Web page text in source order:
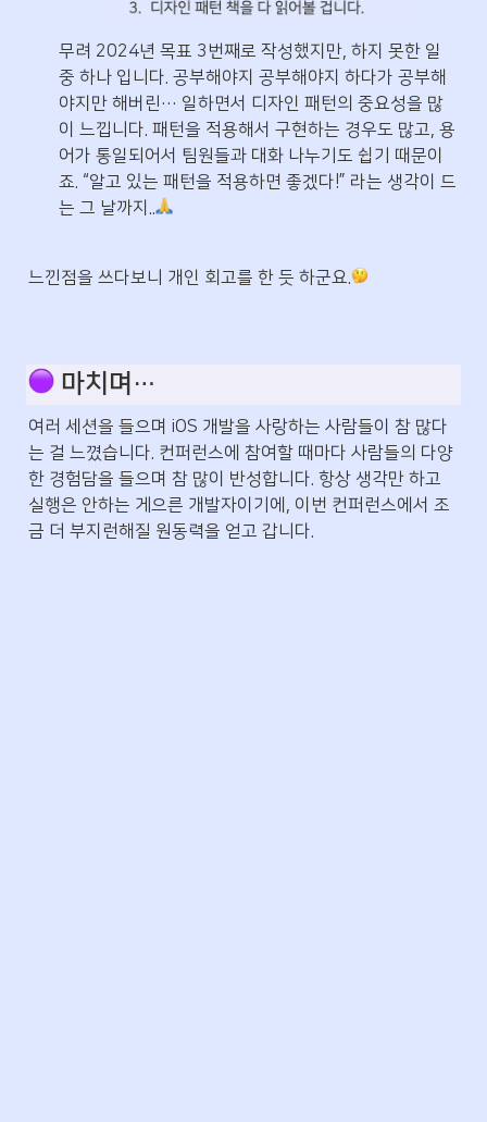
무려 2024년 목표 3번째로 작성했지만, 하지 못한 일
중 하나 입니다. 공부해야지 공부해야지 하다가 공부해
야지만 해버린… 일하면서 디자인 패턴의 중요성을 많
이 느낍니다. 패턴을 적용해서 구현하는 경우도 많고, 용
어가 통일되어서 팀원들과 대화 나누기도 쉽기 때문이
죠. “알고 있는 패턴을 적용하면 좋겠다!” 라는 생각이 드
는 그 날까지..
느낀점을 쓰다보니 개인 회고를 한 듯 하군요.
마치며…
여러 세션을 들으며 iOS 개발을 사랑하는 사람들이 참 많다
는 걸 느꼈습니다. 컨퍼런스에 참여할 때마다 사람들의 다양
한 경험담을 들으며 참 많이 반성합니다. 항상 생각만 하고
실행은 안하는 게으른 개발자이기에, 이번 컨퍼런스에서 조
금 더 부지런해질 원동력을 얻고 갑니다.